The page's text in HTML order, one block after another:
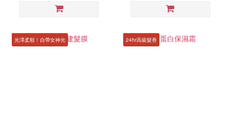
光澤柔順！自帶女神光 24hr高級髮香